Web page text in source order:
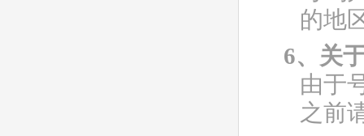
的地
6、关
由于
之前